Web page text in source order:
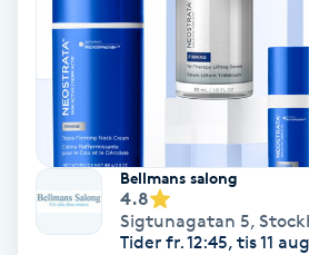
Svettbehandling
Tuina-massage
Taktil massage
Bellmans salong
4.8
Sigtunagatan 5,
Tider fr. 12:45, tis 11